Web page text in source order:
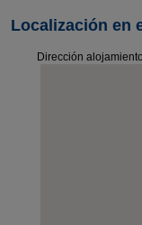
Localización en
Dirección